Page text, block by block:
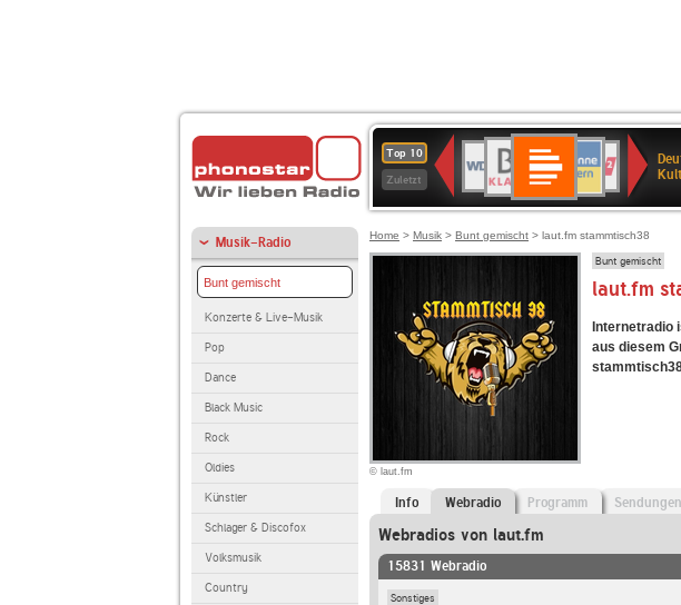
Top 10
Zuletzt
Deutschlandfunk
80er
90er
OLDIE
ANTENNE
SWR3
4
BR-
KLASSIK
Deutschlandfunk
Kultur
ANTENNE
BAYERN
SWR
Kultur
NDR
2
Musik-Radio
Bunt gemischt
Konzerte & Live-Musik
Pop
Dance
Black Music
Rock
Oldies
Künstler
Schlager & Discofox
Volksmusik
Country
Home > Musik > Bunt gemischt > laut.fm stammtisch38
© laut.fm
Bunt gemischt
laut.fm
Internetradio
aus diesem
Info Webradio Programm
Webradios von laut.fm
15831 Webradio
Sonstiges